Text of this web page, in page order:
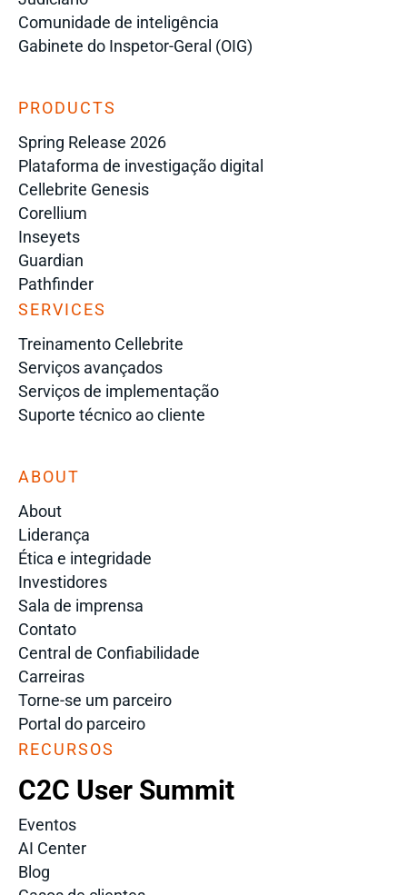
Comunidade de inteligência
Gabinete do Inspetor-Geral (OIG)
PRODUCTS
Spring Release 2026
Plataforma de investigação digital
Cellebrite Genesis
Corellium
Inseyets
Guardian
Pathfinder
SERVICES
Treinamento Cellebrite
Serviços avançados
Serviços de implementação
Suporte técnico ao cliente
ABOUT
About
Liderança
Ética e integridade
Investidores
Sala de imprensa
Contato
Central de Confiabilidade
Carreiras
Torne-se um parceiro
Portal do parceiro
RECURSOS
C2C User Summit
Eventos
AI Center
Blog